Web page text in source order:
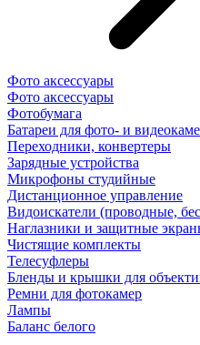
Фото аксессуары
Фото аксессуары
Фотобумага
Батареи для фото- и
Переходники, конвертеры
Зарядные устройства
Микрофоны студийные
Дистанционное управление
Видоискатели (проводные,
Наглазники и защитные
Чистящие комплекты
Телесуфлеры
Бленды и крышки для
Ремни для фотокамер
Лампы
Баланс белого